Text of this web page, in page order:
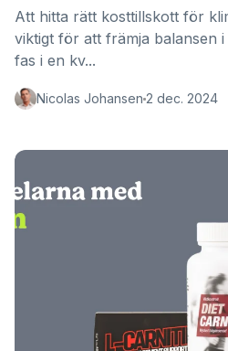
Att hitta rätt kosttillskott för
viktigt för att främja balansen
fas i en kv...
Nicolas Johansen 2 dec. 2024